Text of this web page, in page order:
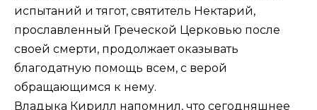
испытаний и тягот, святитель Нектарий,
прославленный Греческой Церковью после
своей смерти, продолжает оказывать
благодатную помощь всем, с верой
обращающимся к нему.
Владыка Кирилл напомнил, что сегодняшнее